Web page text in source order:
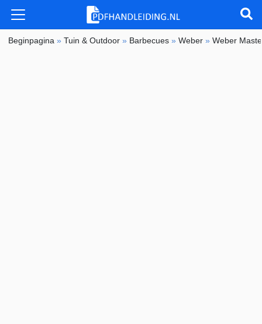
Beginpagina »Tuin & Outdoor » Barbecues »Weber »Weber